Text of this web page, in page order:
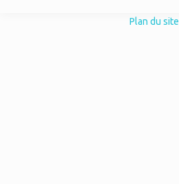
Plan du site